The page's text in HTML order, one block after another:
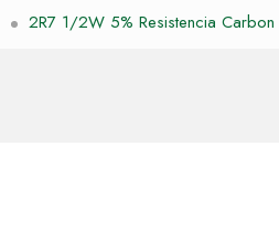
2R7 1/2W 5% Resistencia